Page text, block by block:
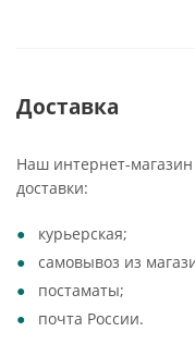
Доставка
Наш интернет-магазин
доставки:
курьерская;
самовывоз из
постаматы;
почта России.